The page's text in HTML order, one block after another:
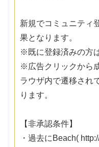
新規でコミュニティ
果となります。
※既に登録済みの方
※広告クリックから
ラウザ内で遷移され
ります。
【非承認条件】
・過去にBeach(